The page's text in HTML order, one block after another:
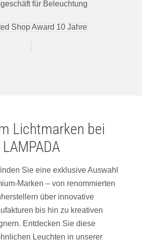
Lichtmarken bei
LAMPADA
Sie eine exklusive Auswahl
Marken – von renommierten
über innovative
bis hin zu kreativen
Entdecken Sie diese
Leuchten in unserer